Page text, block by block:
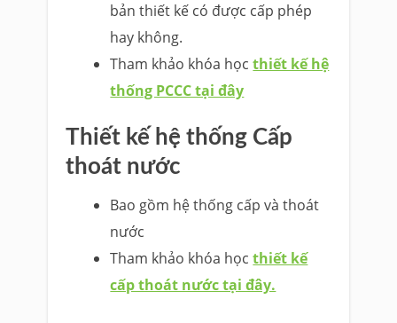
bản thiết kế có được cấp phép
hay không.
Tham khảo khóa họcthiết kế hệ
thống PCCC tại đây
Thiết kế hệ thống Cấp
thoát nước
Bao gồm hệ thống cấp và thoát
nước
Tham khảo khóa họcthiết kế
cấp thoát nước tại đây.